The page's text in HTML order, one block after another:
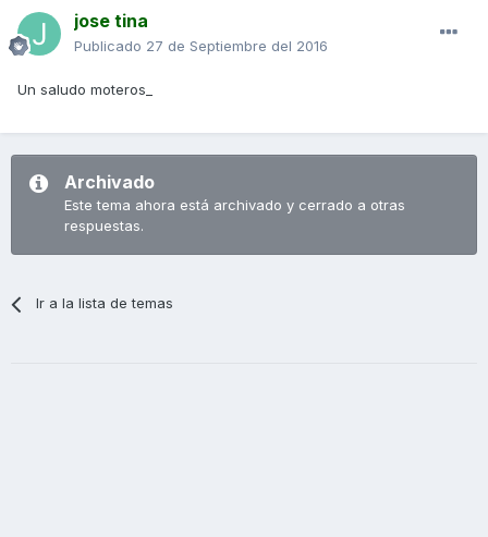
jose tina
Publicado 27 de Septiembre del 2016
Un saludo moteros_
Archivado
Este tema ahora está archivado y cerrado a otras
respuestas.
Ir a la lista de temas